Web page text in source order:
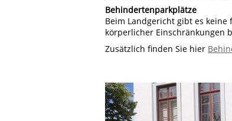
Behindertenparkplätze
Beim Landgericht gibt es
körperlicher Einschränkungen
Zusätzlich finden Sie hier